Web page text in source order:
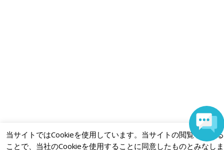
当サイトではCookieを使用しています。当サイトの閲覧を続ける
ことで、当社のCookieを使用することに同意したものとみなしま